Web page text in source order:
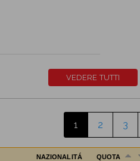
1 2 3
NAZIONALITÁ QUOTA